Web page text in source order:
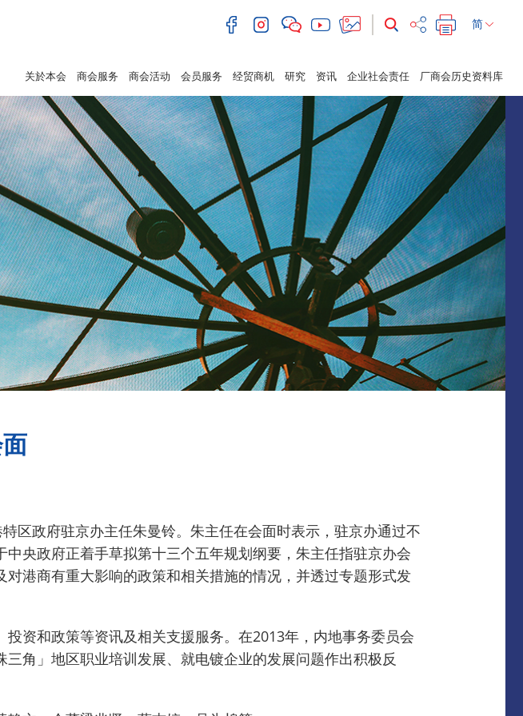
简
关於本会 商会服务 商会活动 会员服务 经贸商机 研究 资讯 企业社会责任 厂商会历史资料库
区政府驻京办主任朱曼铃。 朱主任在会面时表示，驻京办通过不
中央政府正着手草拟第十三个五年规划纲要，朱主任指驻京办会
港商有重大影响的政策和相关措施的情况，并透过专题形式发
资和政策等资讯及相关支援服务。 在2013年，内地事务委员会
角」地区职业培训发展、就电镀企业的发展问题作出积极反